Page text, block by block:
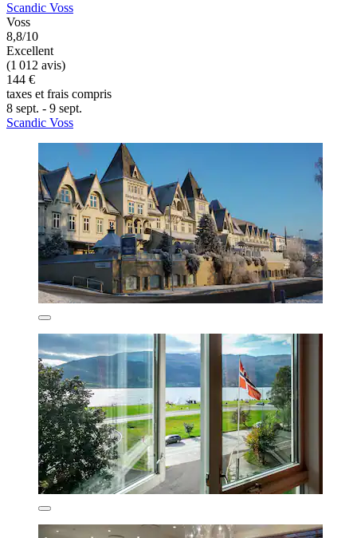
Scandic Voss
Voss
8,8/10
Excellent
(1 012 avis)
144 €
taxes et frais compris
8 sept. - 9 sept.
Scandic Voss